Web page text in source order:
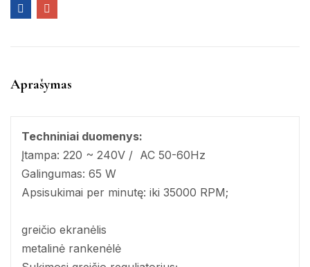
Aprašymas
Techniniai duomenys:
Įtampa: 220 ~ 240V / AC 50-60Hz
Galingumas: 65 W
Apsisukimai per minutę: iki 35000 RPM;
greičio ekranėlis
metalinė rankenėlė